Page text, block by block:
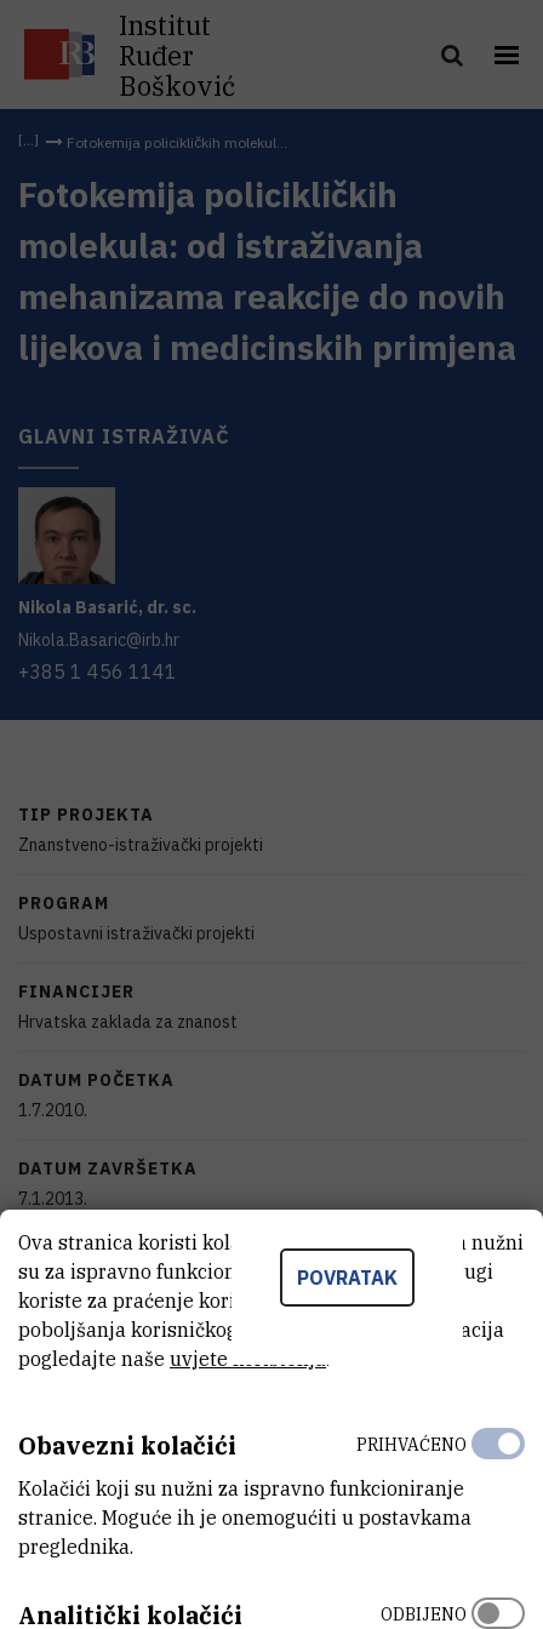
Institut
Ruđer
Bošković
Fotokemija policikličkih molekul...
Fotokemija policikličkih
molekula: od istraživanja
mehanizama reakcije do novih
lijekova i medicinskih primjena
GLAVNI ISTRAŽIVAČ
Nikola Basarić, dr. sc.
Nikola.Basaric@irb.hr
+385 1 456 1141
TIP PROJEKTA
Znanstveno-istraživački projekti
PROGRAM
Uspostavni istraživački projekti
FINANCIJER
Hrvatska zaklada za znanost
DATUM POČETKA
1.7.2010.
DATUM ZAVRŠETKA
7.1.2013.
STATUS
Završen
IZNOS FINANCIRANJA
900.000
HRK
VIŠE INFORMACIJA
Fotoni su izvanredni reagensi koji otvaraju nove mogućnosti u
POVRATAK
Ova stranica koristi kolačiće. Neki od tih kolačića nužni
su za ispravno funkcioniranje stranice, dok se drugi
koriste za praćenje korištenja stranice radi
poboljšanja korisničkog iskustva. Za više informacija
pogledajte naše uvjete korištenja.
Obavezni kolačići
Kolačići koji su nužni za ispravno funkcioniranje
stranice. Moguće ih je onemogućiti u postavkama
preglednika.
PRIHVAĆENO
Analitički kolačići ODBIJENO